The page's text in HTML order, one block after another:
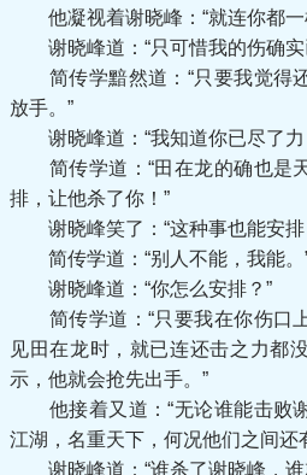
他凝视着谢晓峰：“就连你都一
谢晓峰道：“只可惜我的伤确实
简传学黯然道：“只要我觉得
放手。”
谢晓峰道：“我知道你已尽了力
简传学道：“田在龙的确也是
排，让他杀了你！”
谢晓峰笑了：“这种事也能安排
简传学道：“别人不能，我能。
谢晓峰道：“你怎么安排？”
简传学道：“只要我在你伤口
见田在龙时，就已连还击之力都
示，他就会抢先出手。”
他接着又道：“无论谁能击败
江湖，名重天下，何况他们之间还
谢晓峰道：“谁杀了谢晓峰，谁